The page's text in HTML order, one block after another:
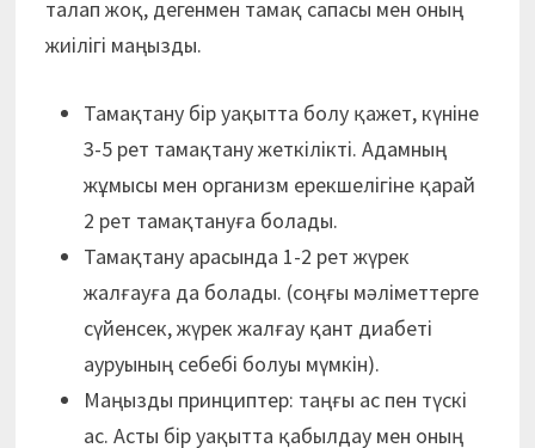
талап жоқ, дегенмен тамақ сапасы мен оның
жиілігі маңызды.
Тамақтану бір уақытта болу қажет, күніне
3-5 рет тамақтану жеткілікті. Адамның
жұмысы мен организм ерекшелігіне қарай
2 рет тамақтануға болады.
Тамақтану арасында 1-2 рет жүрек
жалғауға да болады. (соңғы мәліметтерге
сүйенсек, жүрек жалғау қант диабеті
ауруының себебі болуы мүмкін).
Маңызды принциптер: таңғы ас пен түскі
ас. Асты бір уақытта қабылдау мен оның